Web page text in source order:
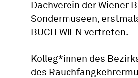
Dachverein der Wiener
Sondermuseen,
BUCH WIEN vertreten.
Kolleg*innen des
des